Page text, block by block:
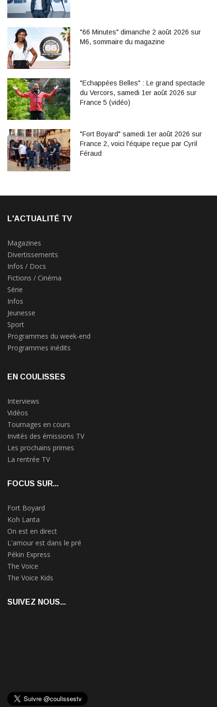
"66 Minutes" dimanche 2 août 2026 sur
M6, sommaire du magazine
"Echappées Belles" : Le grand spectacle
du Vercors, samedi 1er août 2026 sur
France 5 (vidéo)
"Fort Boyard" samedi 1er août 2026 sur
France 2, voici l'équipe reçue par Cyril
Féraud
L'ACTUALITÉ TV
Magazines
Divertissements
Infos / Docs
Fictions / Cinéma
Série
Infos
Jeunesse
Sport
Programmes du week-end
Programmes inédits
EN COULISSES
Interviews
Vidéos
Tournages en cours
Invités des émissions TV
Les prochains primes
La rentrée TV
FOCUS SUR...
Fort Boyard
Koh Lanta
On est en direct
L'amour est dans le pré
Pékin Express
The Voice
The Voice Kids
SUIVEZ NOUS...